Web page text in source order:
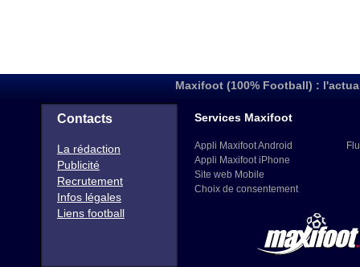
Maxifoot (100% Football) :
Contacts
La rédaction
Publicité
Recrutement
Infos légales
Liens football
Services Maxifoot
Appli Maxifoot Android
Appli Maxifoot iPhone
Site web Mobile
Choix de consentement